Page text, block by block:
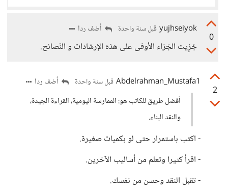
0
yujhseiyok قبل سنة واحدة أضف ردا
جُزِيت الجَزاء الأوفى على هذه الإرشادات و النّصائح.
2
Abdelrahman_Mustafa1 قبل سنة واحدة
أضف ردا
أفضل طريق للكاتب هو: الممارسة اليومية، القراءة الجيدة،
والنقد البناء.
- اكتب باستمرار حتى لو بكميات صغيرة.
- اقرأ كثيرا وتعلم من أساليب الآخرين.
- تقبل النقد وحسن من نفسك.